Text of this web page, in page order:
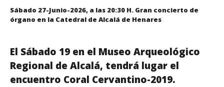
Sábado 27-Junio-2026, a las 20:30 H. Gran concierto de
órgano en la Catedral de Alcalá de Henares
El Sábado 19 en el Museo Arqueológico
Regional de Alcalá, tendrá lugar el
encuentro Coral Cervantino-2019.